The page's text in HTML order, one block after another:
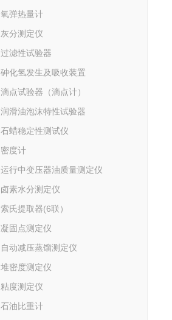
氧弹热量计
灰分测定仪
过滤性试验器
砷化氢发生及吸收装置
滴点试验器（滴点计）
润滑油泡沫特性试验器
石蜡稳定性测试仪
密度计
运行中变压器油质量测定仪
卤素水分测定仪
索氏提取器(6联）
凝固点测定仪
自动减压蒸馏测定仪
堆密度测定仪
粘度测定仪
石油比重计